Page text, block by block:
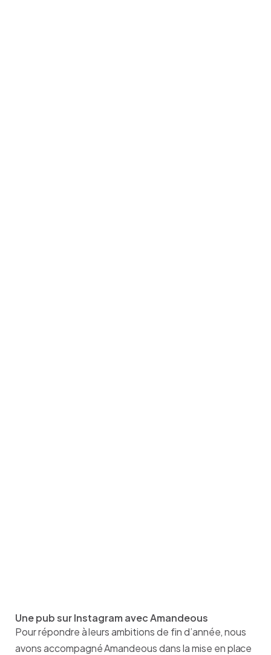
Une pub sur Instagram avec Amandeous
Pour répondre à leurs ambitions de fin d’année, nous
avons accompagné Amandeous dans la mise en place